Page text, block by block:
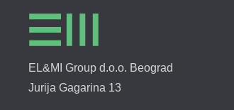
EL&MI Group d.o.o. Beograd
Jurija Gagarina 13